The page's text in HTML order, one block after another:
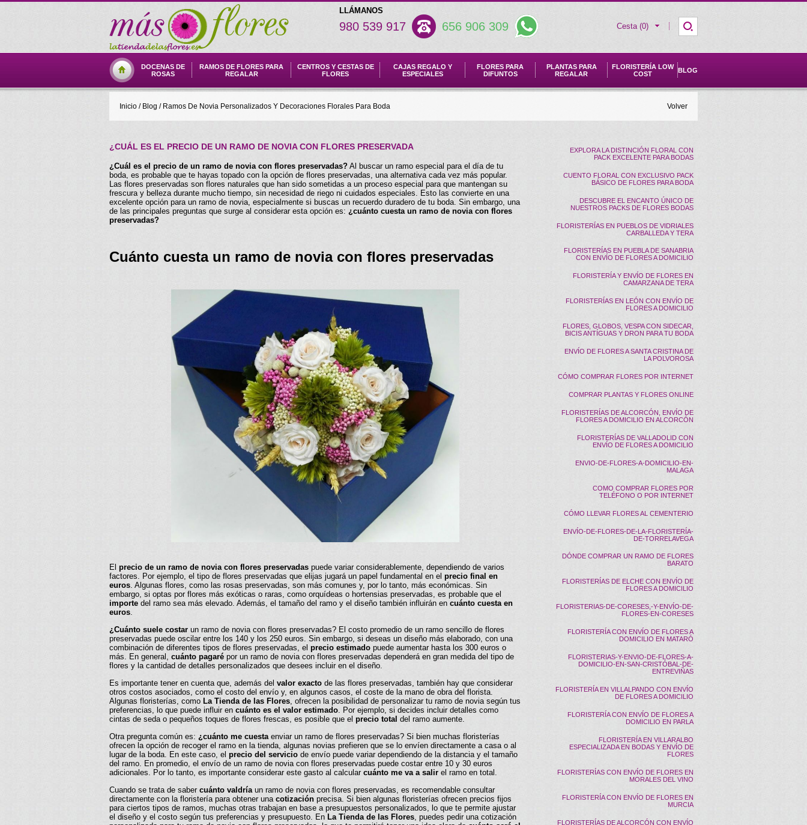
LLÁMANOS
980 539 917 656 906 309 Cesta (0)
DOCENAS DE
ROSAS
RAMOS DE FLORES PARA
REGALAR
CENTROS Y CESTAS DE
FLORES
CAJAS REGALO Y
ESPECIALES
FLORES PARA
DIFUNTOS
PLANTAS PARA
REGALAR
FLORISTERÍA LOW
COST
BLOG
Inicio / Blog / Ramos De Novia Personalizados Y Decoraciones Florales Para Boda Volver
¿CUÁL ES EL PRECIO DE UN RAMO DE NOVIA CON FLORES PRESERVADA
¿Cuál es el precio de un ramo de novia con flores preservadas? Al buscar un ramo especial para el día de tu
boda, es probable que te hayas topado con la opción de flores preservadas, una alternativa cada vez más popular.
Las flores preservadas son flores naturales que han sido sometidas a un proceso especial para que mantengan su
frescura y belleza durante mucho tiempo, sin necesidad de riego ni cuidados especiales. Esto las convierte en una
excelente opción para un ramo de novia, especialmente si buscas un recuerdo duradero de tu boda. Sin embargo, una
de las principales preguntas que surge al considerar esta opción es: ¿cuánto cuesta un ramo de novia con flores
preservadas?
Cuánto cuesta un ramo de novia con flores preservadas
El precio de un ramo de novia con flores preservadas puede variar considerablemente, dependiendo de varios
factores. Por ejemplo, el tipo de flores preservadas que elijas jugará un papel fundamental en el precio final en
euros. Algunas flores, como las rosas preservadas, son más comunes y, por lo tanto, más económicas. Sin
embargo, si optas por flores más exóticas o raras, como orquídeas o hortensias preservadas, es probable que el
importe del ramo sea más elevado. Además, el tamaño del ramo y el diseño también influirán en cuánto cuesta en
euros.
¿Cuánto suele costar un ramo de novia con flores preservadas? El costo promedio de un ramo sencillo de flores
preservadas puede oscilar entre los 140 y los 250 euros. Sin embargo, si deseas un diseño más elaborado, con una
combinación de diferentes tipos de flores preservadas, el precio estimado puede aumentar hasta los 300 euros o
más. En general, cuánto pagaré por un ramo de novia con flores preservadas dependerá en gran medida del tipo de
flores y la cantidad de detalles personalizados que desees incluir en el diseño.
Es importante tener en cuenta que, además del valor exacto de las flores preservadas, también hay que considerar
otros costos asociados, como el costo del envío y, en algunos casos, el coste de la mano de obra del florista.
Algunas floristerías, como La Tienda de las Flores, ofrecen la posibilidad de personalizar tu ramo de novia según tus
preferencias, lo que puede influir en cuánto es el valor estimado. Por ejemplo, si decides incluir detalles como
cintas de seda o pequeños toques de flores frescas, es posible que el precio total del ramo aumente.
Otra pregunta común es: ¿cuánto me cuestaenviar un ramo de flores preservadas? Si bien muchas floristerías
ofrecen la opción de recoger el ramo en la tienda, algunas novias prefieren que se lo envíen directamente a casa o al
lugar de la boda. En este caso, el precio del servicio de envío puede variar dependiendo de la distancia y el tamaño
del ramo. En promedio, el envío de un ramo de novia con flores preservadas puede costar entre 10 y 30 euros
adicionales. Por lo tanto, es importante considerar este gasto al calcular cuánto me va a salir el ramo en total.
Cuando se trata de saber cuánto valdríaun ramo de novia con flores preservadas, es recomendable consultar
directamente con la floristería para obtener una cotización precisa. Si bien algunas floristerías ofrecen precios fijos
para ciertos tipos de ramos, muchas otras trabajan en base a presupuestos personalizados, lo que te permite ajustar
el diseño y el costo según tus preferencias y presupuesto. En La Tienda de las Flores, puedes pedir una cotización
EXPLORA LA DISTINCIÓN FLORAL CON
PACK EXCELENTE PARA BODAS
CUENTO FLORAL CON EXCLUSIVO PACK
BÁSICO DE FLORES PARA BODA
DESCUBRE EL ENCANTO ÚNICO DE
NUESTROS PACKS DE FLORES BODAS
FLORISTERÍAS EN PUEBLOS DE VIDRIALES
CARBALLEDA Y TERA
FLORISTERÍAS EN PUEBLA DE SANABRIA
CON ENVÍO DE FLORES A DOMICILIO
FLORISTERÍA Y ENVÍO DE FLORES EN
CAMARZANA DE TERA
FLORISTERÍAS EN LEÓN CON ENVÍO DE
FLORES A DOMICILIO
FLORES, GLOBOS, VESPA CON SIDECAR,
BICIS ANTÍGUAS Y DRON PARA TU BODA
ENVÍO DE FLORES A SANTA CRISTINA DE
LA POLVOROSA
CÓMO COMPRAR FLORES POR INTERNET
COMPRAR PLANTAS Y FLORES ONLINE
FLORISTERÍAS DE ALCORCÓN, ENVÍO DE
FLORES A DOMICILIO EN ALCORCÓN
FLORISTERÍAS DE VALLADOLID CON
ENVÍO DE FLORES A DOMICILIO
ENVIO-DE-FLORES-A-DOMICILIO-EN-
MALAGA
COMO COMPRAR FLORES POR
TELÉFONO O POR INTERNET
CÓMO LLEVAR FLORES AL CEMENTERIO
ENVÍO-DE-FLORES-DE-LA-FLORISTERÍA-
DE-TORRELAVEGA
DÓNDE COMPRAR UN RAMO DE FLORES
BARATO
FLORISTERÍAS DE ELCHE CON ENVÍO DE
FLORES A DOMICILIO
FLORISTERIAS-DE-CORESES,-Y-ENVÍO-DE-
FLORES-EN-CORESES
FLORISTERÍA CON ENVÍO DE FLORES A
DOMICILIO EN MATARÓ
FLORISTERIAS-Y-ENVIO-DE-FLORES-A-
DOMICILIO-EN-SAN-CRISTÓBAL-DE-
ENTREVIÑAS
FLORISTERÍA EN VILLALPANDO CON ENVÍO
DE FLORES A DOMICILIO
FLORISTERÍA CON ENVÍO DE FLORES A
DOMICILIO EN PARLA
FLORISTERÍA EN VILLARALBO
ESPECIALIZADA EN BODAS Y ENVÍO DE
FLORES
FLORISTERÍAS CON ENVÍO DE FLORES EN
MORALES DEL VINO
FLORISTERÍA CON ENVÍO DE FLORES EN
MURCIA
FLORISTERÍAS DE ALCORCÓN CON ENVÍO